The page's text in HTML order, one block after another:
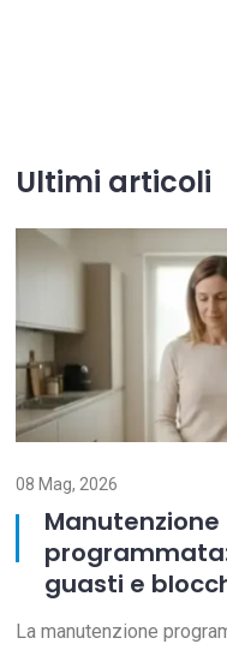
Ultimi articoli
evita
è un